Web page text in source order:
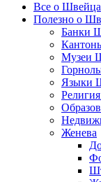
Все о
Полезно о
Банки
Музеи
Языки
Женева